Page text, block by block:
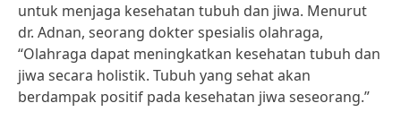
untuk menjaga kesehatan tubuh dan jiwa. Menurut
dr. Adnan, seorang dokter spesialis olahraga,
“Olahraga dapat meningkatkan kesehatan tubuh dan
jiwa secara holistik. Tubuh yang sehat akan
berdampak positif pada kesehatan jiwa seseorang.”